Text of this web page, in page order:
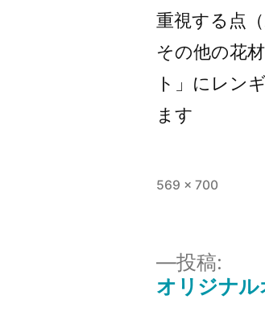
重視する点
その他の花
ト」にレン
ます
フ
569 × 700
投稿:
オリジナ